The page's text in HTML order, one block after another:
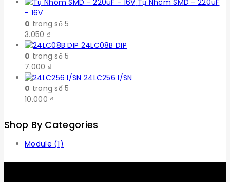
- 16V
0 trong số 5
3.050 ₫
24LC08B DIP
0 trong số 5
7.000 ₫
24LC256 I/SN
0 trong số 5
10.000 ₫
Shop By Categories
Module (1)